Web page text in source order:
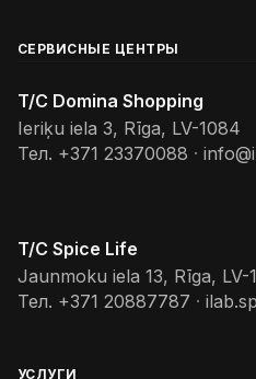
СЕРВИСНЫЕ ЦЕНТРЫ
T/C Domina Shopping
Ieriķu iela 3, Rīga, LV-1084
Тел. +371 23370088 ·
T/C Spice Life
Jaunmoku iela 13, Rīga, LV-
Тел. +371 20887787 ·
УСЛУГИ